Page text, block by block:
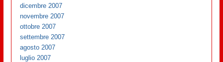
dicembre 2007
novembre 2007
ottobre 2007
settembre 2007
agosto 2007
luglio 2007